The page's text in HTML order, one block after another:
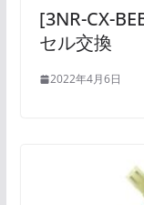
[3NR-CX-
セル交換
2022年4月6日